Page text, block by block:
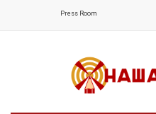
Press Room